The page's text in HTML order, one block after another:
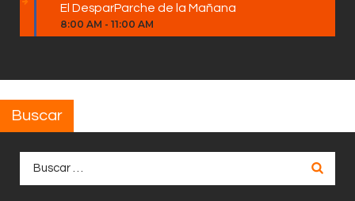
El DesparParche de la Mañana
8:00 AM - 11:00 AM
Buscar